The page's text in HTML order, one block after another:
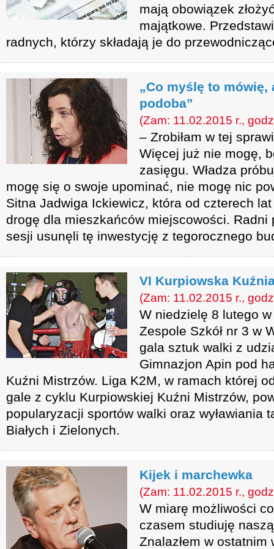
mają obowiązek
majątkowe.
radnych, którzy składają je do
„Co myślę to
podoba”
(Zam: 11.02.2015 r.,
– Zrobiłam w tej
Więcej już nie mogę,
zasięgu. Władza
mogę się o swoje upominać, nie mogę nic
Sitna Jadwiga Ickiewicz, która od czterech
drogę dla mieszkańców miejscowości. Radni
sesji usunęli tę inwestycję z tegorocznego
VI Kurpiowska
(Zam: 11.02.2015 r.,
W niedzielę 8 lutego
Zespole Szkół nr 3 w
gala sztuk walki z
Gimnazjon Apin pod
Kuźni Mistrzów. Liga K2M, w ramach której
gale z cyklu Kurpiowskiej Kuźni Mistrzów,
popularyzacji sportów walki oraz wyławiania
Białych i Zielonych.
Kijek i marchewka
(Zam: 11.02.2015 r.,
W miarę możliwości
czasem studiuję
Znalazłem w ostatnim